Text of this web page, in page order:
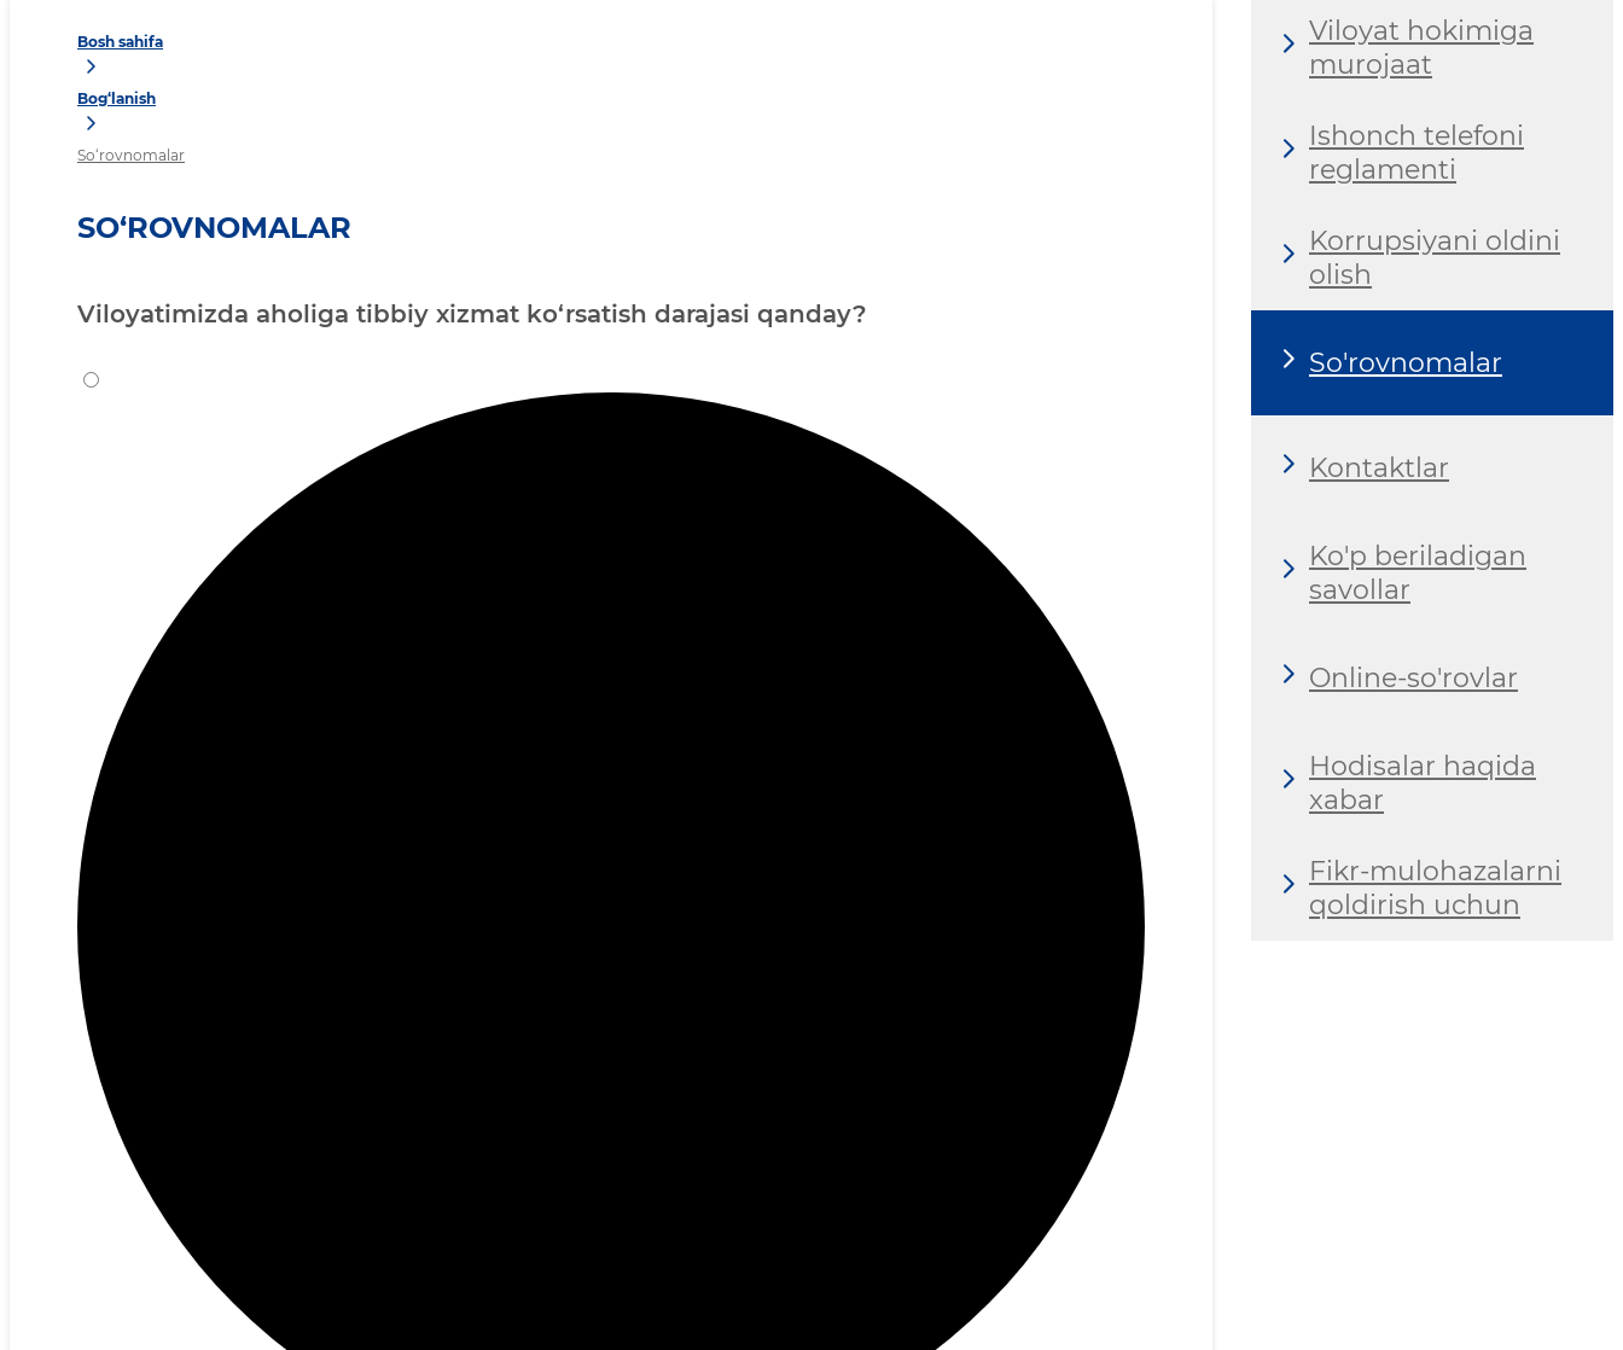
Bosh sahifa
Bog‘lanish
So‘rovnomalar
SO‘ROVNOMALAR
Viloyatimizda aholiga tibbiy xizmat ko‘rsatish darajasi qanday?
Viloyat hokimiga
murojaat
Ishonch telefoni
reglamenti
Korrupsiyani oldini
olish
So'rovnomalar
Kontaktlar
Ko'p beriladigan
savollar
Online-so'rovlar
Hodisalar haqida
xabar
Fikr-mulohazalarni
qoldirish uchun